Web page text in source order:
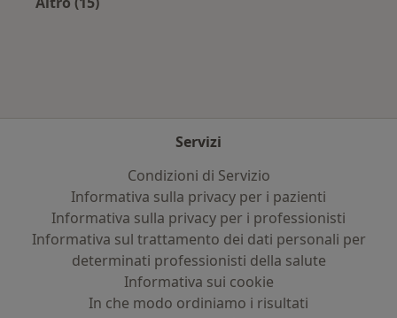
Servizi
Condizioni di Servizio
Informativa sulla privacy per i pazienti
Informativa sulla privacy per i professionisti
Informativa sul trattamento dei dati personali per
determinati professionisti della salute
Informativa sui cookie
In che modo ordiniamo i risultati